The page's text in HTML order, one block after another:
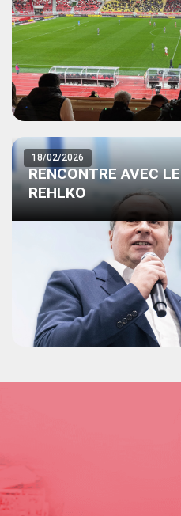
18/02/2026
RENCONTRE AVEC
REHLKO